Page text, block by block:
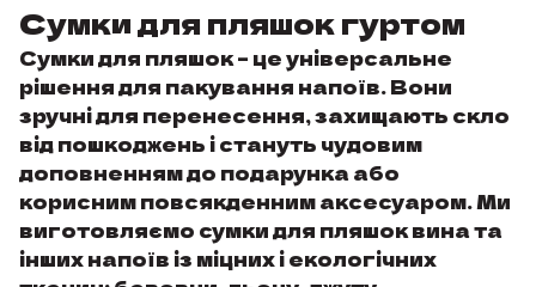
Сумки для пляшок гуртом
Сумки для пляшок – це універсальне
рішення для пакування напоїв. Вони
зручні для перенесення, захищають скло
від пошкоджень і стануть чудовим
доповненням до подарунка або
корисним повсякденним аксесуаром. Ми
виготовляємо сумки для пляшок вина та
інших напоїв із міцних і екологічних